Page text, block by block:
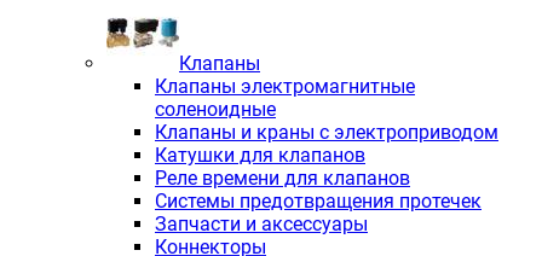
Клапаны
Клапаны электромагнитные
соленоидные
Клапаны и краны с электроприводом
Катушки для клапанов
Реле времени для клапанов
Системы предотвращения протечек
Запчасти и аксессуары
Коннекторы